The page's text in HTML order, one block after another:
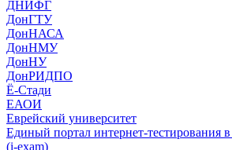
ДНИФГ
ДонГТУ
ДонНАСА
ДонНМУ
ДонНУ
ДонРИДПО
Ё-Стади
ЕАОИ
Еврейский университет
Единый портал интернет-тестирования
(i-exam)